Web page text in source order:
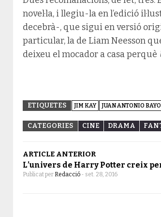
novel·la, i llegiu-la en l’edició
decebrà-, que sigui en versió
particular, la de Liam Neesson
deixeu el mocador a casa perquè
ETIQUETES JIM KAY JUAN ANTONIO
CATEGORIES CINE DRAMA
ARTICLE ANTERIOR
L’univers de Harry Potter creix
Publicat per Redacció - set. 28, 2016